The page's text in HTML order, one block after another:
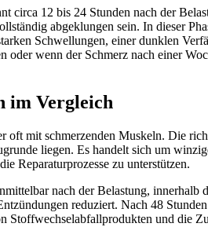
circa 12 bis 24 Stunden nach der
abgeklungen sein. In dieser
Schwellungen, einer dunklen
wenn der Schmerz nach einer
im Vergleich
mit schmerzenden Muskeln. Die
liegen. Es handelt sich um
Reparaturprozesse zu unterstützen.
nach der Belastung,
reduziert. Nach 48
Stoffwechselabfallprodukten und die